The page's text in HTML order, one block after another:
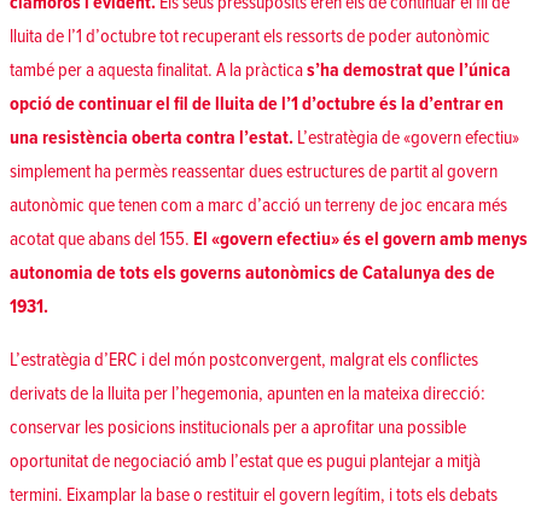
lluita de l’1 d’octubre tot recuperant els ressorts de poder autonòmic
també per a aquesta finalitat. A la pràcticas’ha demostrat que l’única
opció de continuar el fil de lluita de l’1 d’octubre és la d’entrar en
una resistència oberta contra l’estat. L’estratègia de «govern efectiu»
simplement ha permès reassentar dues estructures de partit al govern
autonòmic que tenen com a marc d’acció un terreny de joc encara més
acotat que abans del 155. El «govern efectiu» és el govern amb menys
autonomia de tots els governs autonòmics de Catalunya des de
1931.
L’estratègia d’ERC i del món postconvergent, malgrat els conflictes
derivats de la lluita per l’hegemonia, apunten en la mateixa direcció:
conservar les posicions institucionals per a aprofitar una possible
oportunitat de negociació amb l’estat que es pugui plantejar a mitjà
termini. Eixamplar la base o restituir el govern legítim, i tots els debats